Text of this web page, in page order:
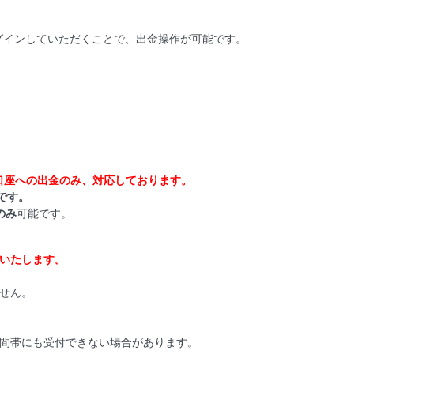
ンしていただくことで、出金操作が可能です。
への出金のみ、対応しております。
。
み可能です。
たします。
ん。
にも受付できない場合があります。